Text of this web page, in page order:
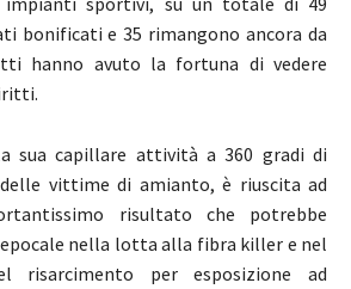
bonificati e 35 rimangono ancora da
hanno avuto la fortuna di vedere
sua capillare attività a 360 gradi di
vittime di amianto, è riuscita ad
risultato che potrebbe
nella lotta alla fibra killer e nel
risarcimento per esposizione ad